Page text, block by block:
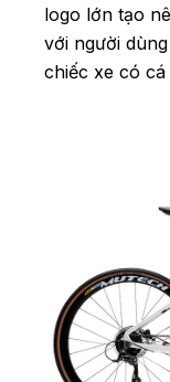
logo lớn tạo
với người
chiếc xe có